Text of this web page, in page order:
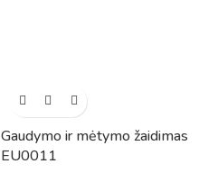
Gaudymo ir mėtymo žaidimas
EU0011